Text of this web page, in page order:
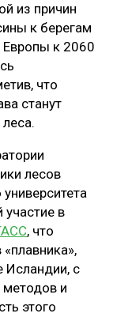
из причин
к берегам
Европы к 2060
что
станут
лесов
в
, что
Исландии, с
и
этого